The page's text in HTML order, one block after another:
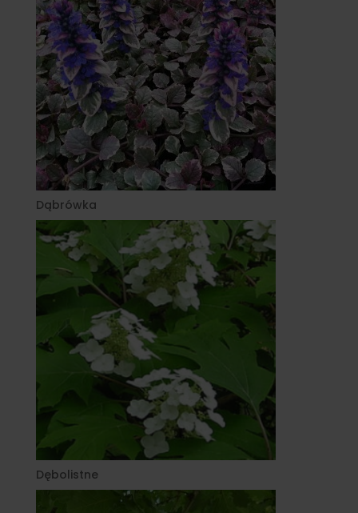
Dąbrówka
Dębolistne